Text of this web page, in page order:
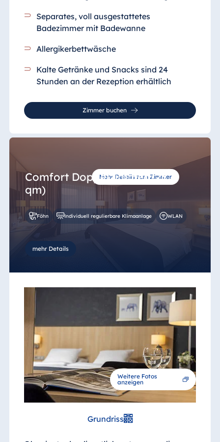
Separates, voll ausgestattetes
Badezimmer mit Badewanne
Allergikerbettwäsche
Kalte Getränke und Snacks sind 24
Stunden an der Rezeption erhältlich
Zimmer buchen
Mehr Details zum Zimmer
Comfort Doppelzimmer (25
qm)
Föhn Individuell regulierbare Klimaanlage WLAN
mehr Details
Weitere Fotos
anzeigen
Grundriss